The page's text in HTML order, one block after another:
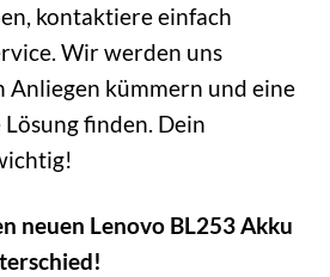
kontaktiere einfach
Wir werden uns
Anliegen kümmern und eine
finden. Dein
neuen Lenovo BL253 Akku